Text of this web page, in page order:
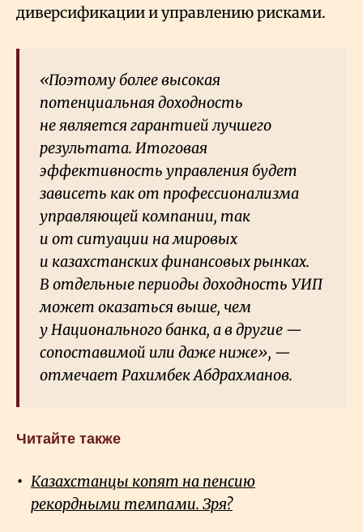
диверсификации и управлению рисками.
«Поэтому более высокая
потенциальная доходность
не является гарантией лучшего
результата. Итоговая
эффективность управления будет
зависеть как от профессионализма
управляющей компании, так
и от ситуации на мировых
и казахстанских финансовых рынках.
В отдельные периоды доходность УИП
может оказаться выше, чем
у Национального банка, а в другие —
сопоставимой или даже ниже», —
отмечает Рахимбек Абдрахманов.
Читайте также
Казахстанцы копят на пенсию
рекордными темпами. Зря?